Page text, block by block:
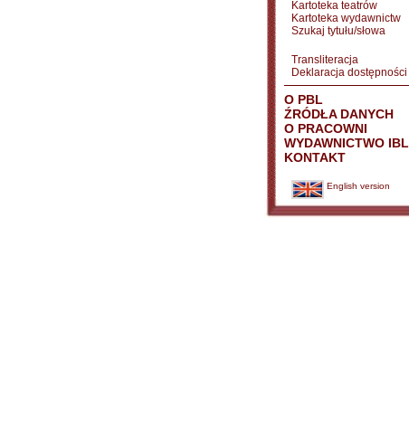
Kartoteka teatrów
Kartoteka wydawnictw
Szukaj tytułu/słowa
Transliteracja
Deklaracja dostępności
O PBL
ŹRÓDŁA DANYCH
O PRACOWNI
WYDAWNICTWO IBL
KONTAKT
English version